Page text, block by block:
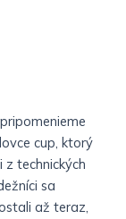
cup, ktorý
z technických
sa
až teraz,